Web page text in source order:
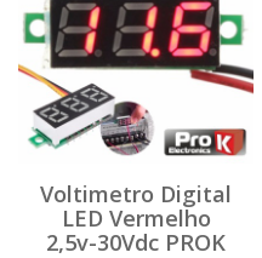
Voltimetro Digital
LED Vermelho
2,5v-30Vdc PROK